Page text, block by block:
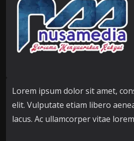
Lorem ipsum dolor sit amet,
elit. Vulputate etiam libero
lacus. Ac ullamcorper vitae